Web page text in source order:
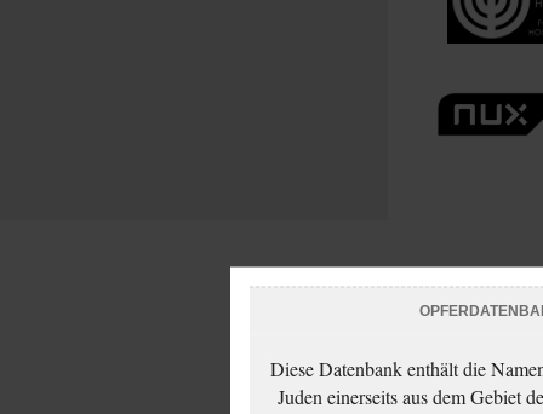
Diese Datenbank enthält die
Juden einerseits aus dem Gebiet